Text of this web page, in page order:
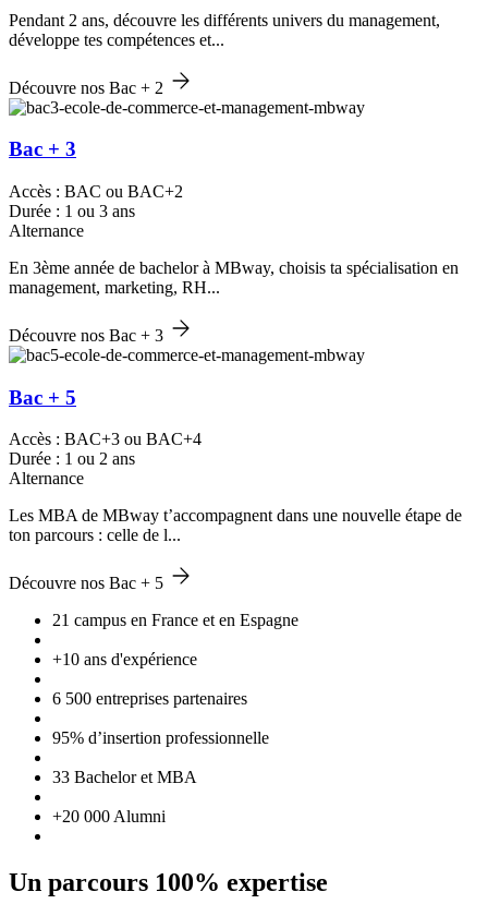
Pendant 2 ans, découvre les différents univers du management,
développe tes compétences et...
Découvre nos Bac + 2
Bac + 3
Accès : BAC ou BAC+2
Durée : 1 ou 3 ans
Alternance
En 3ème année de bachelor à MBway, choisis ta spécialisation en
management, marketing, RH...
Découvre nos Bac + 3
Bac + 5
Accès : BAC+3 ou BAC+4
Durée : 1 ou 2 ans
Alternance
Les MBA de MBway t’accompagnent dans une nouvelle étape de
ton parcours : celle de l...
Découvre nos Bac + 5
21 campus en France et en Espagne
+10 ans d'expérience
6 500 entreprises partenaires
95% d’insertion professionnelle
33 Bachelor et MBA
+20 000 Alumni
Un parcours 100% expertise